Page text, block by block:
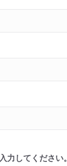
力してください。